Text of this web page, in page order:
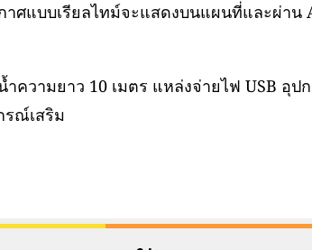
ศแบบเรียลไทม์จะแสดงบนแผนที่และผ่าน
ความยาว 10 เมตร แหล่งจ่ายไฟ USB อุป
รณ์เสริม